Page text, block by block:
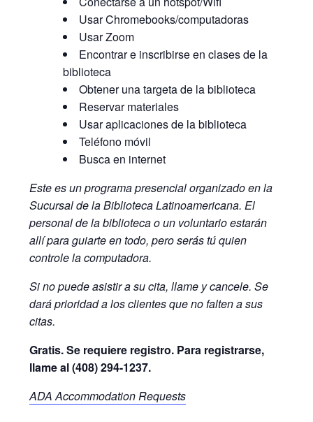
Usar Chromebooks/computadoras
Usar Zoom
Encontrar e inscribirse en clases de la
biblioteca
Obtener una targeta de la biblioteca
Reservar materiales
Usar aplicaciones de la biblioteca
Teléfono móvil
Busca en internet
Este es un programa presencial organizado en la
Sucursal de la Biblioteca Latinoamericana. El
personal de la biblioteca o un voluntario estarán
allí para guiarte en todo, pero serás tú quien
controle la computadora.
Si no puede asistir a su cita, llame y cancele. Se
dará prioridad a los clientes que no falten a sus
citas.
Gratis. Se requiere registro. Para registrarse,
llame al (408) 294-1237.
ADA Accommodation Requests